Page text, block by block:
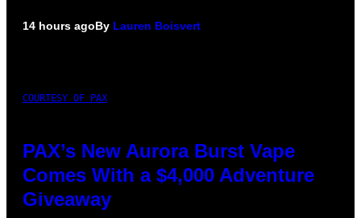
14 hours agoBy Lauren Boisvert
COURTESY OF PAX
PAX’s New Aurora Burst Vape
Comes With a $4,000 Adventure
Giveaway